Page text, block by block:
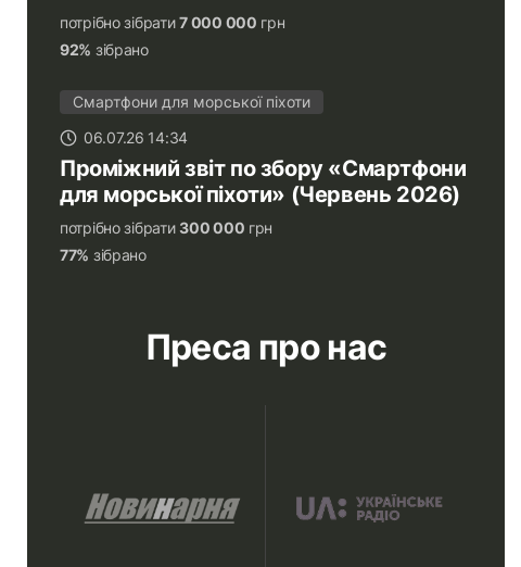
потрібно зібрати7 000 000 грн
92% зібрано
Смартфони для морської піхоти
06.07.26 14:34
Проміжний звіт по збору «Смартфони
для морської піхоти» (Червень 2026)
потрібно зібрати300 000 грн
77% зібрано
Преса про нас